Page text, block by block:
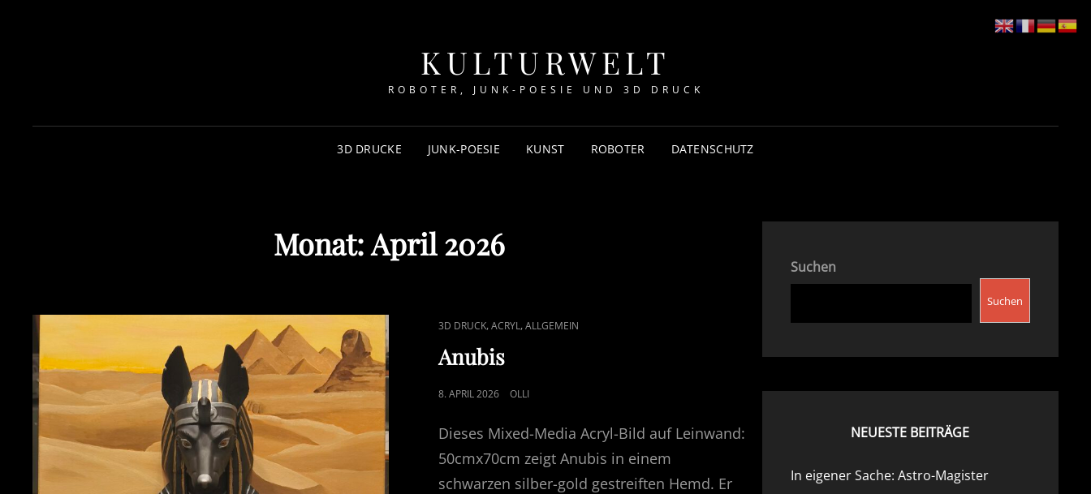
KULTURWELT
ROBOTER, JUNK-POESIE UND 3D DRUCK
3D DRUCKE JUNK-POESIE KUNST ROBOTER DATENSCHUTZ
Monat:April 2026
CAT
LINKS
3D DRUCK,ACRYL,ALLGEMEIN
Anubis
POSTED
8. APRIL 2026 OLLI
Dieses Mixed-Media Acryl-Bild auf Leinwand:
50cmx70cm zeigt Anubis in einem
schwarzen silber-gold gestreiften Hemd. Er
Suchen
Suchen
NEUESTE BEITRÄGE
In eigener Sache: Astro-Magister